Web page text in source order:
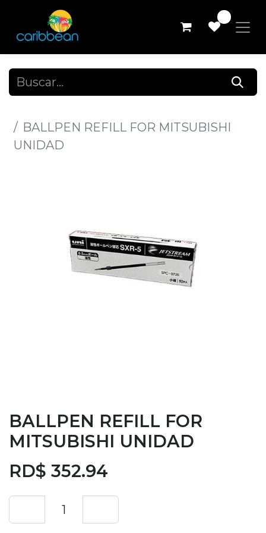
BALLPEN REFILL FOR MITSUBISHI
UNIDAD
BALLPEN REFILL FOR
MITSUBISHI UNIDAD
RD$ 352.94